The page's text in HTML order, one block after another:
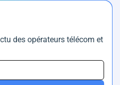
des opérateurs télécom et